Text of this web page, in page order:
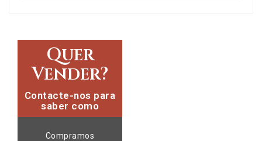
Quer
Vender?
Contacte-nos para
saber como
Compramos